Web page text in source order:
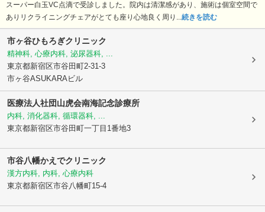
スーパー白玉VC点滴で受診しました。院内は清潔感があり、施術は個室空間で
ありリクライニングチェアがとても座り心地良く周り...続きを読む
市ヶ谷ひもろぎクリニック
精神科, 心療内科, 泌尿器科, ...
東京都新宿区市谷田町2-31-3
市ヶ谷ASUKARAビル
医療法人社団山虎会南海記念診療所
内科, 消化器科, 循環器科, ...
東京都新宿区市谷田町一丁目1番地3
市谷八幡かえでクリニック
漢方内科, 内科, 心療内科
東京都新宿区市谷八幡町15-4